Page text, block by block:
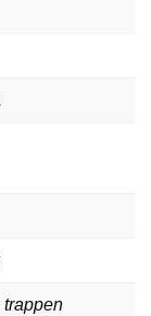
trappen